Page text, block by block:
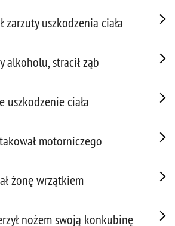
zarzuty uszkodzenia ciała
alkoholu, stracił ząb
uszkodzenie ciała
motorniczego
żonę wrzątkiem
nożem swoją konkubinę